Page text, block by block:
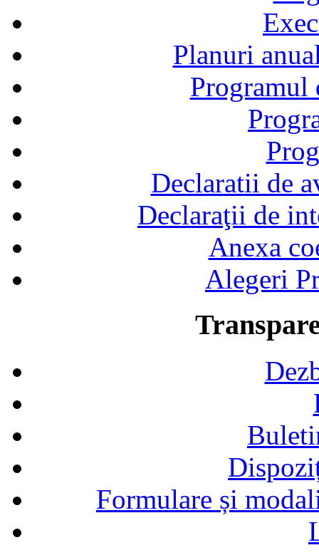
Planuri
Declaratii de
Declaraţii de
Anexa
Alegeri
Formulare și